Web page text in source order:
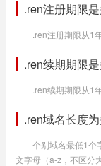
.ren注册期限
.ren注册期限从1
.ren续期期限
.ren续期期限从1
.ren域名长度
个别域名最低1个
文字母（a-z，不区分